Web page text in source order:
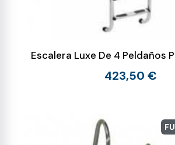
Escalera Luxe De 4 Peldaños
423,50 €